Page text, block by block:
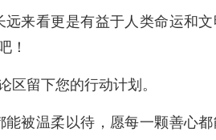
来看更是有益于人类命运和
！
留下您的行动计划。
能被温柔以待，愿每一颗善心